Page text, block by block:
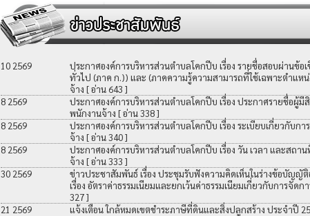
10 2569
ประกาศองค์การบริหารส่วนตำบลโคกปีบ เรื่อง รายชื่อสอบผ่านข้อ
ทั่วไป (ภาค ก.)) และ (ภาคความรู้ความสามารถที่ใช้เฉพาะตำแห
จ้าง [ อ่าน 643 ]
8 2569
ประกาศองค์การบริหารส่วนตำบลโคกปีบ เรื่อง ประกาศรายชื่อผู้มี
พนักงานจ้าง [ อ่าน 338 ]
8 2569
ประกาศองค์การบริหารส่วนตำบลโคกปีบ เรื่อง ระเบียบเกี่ยวกับก
จ้าง [ อ่าน 340 ]
8 2569
ประกาศองค์การบริหารส่วนตำบลโคกปีบ เรื่อง วัน เวลา และสถา
จ้าง [ อ่าน 333 ]
30 2569
ข่าวประชาสัมพันธ์ เรื่อง ประชุมรับฟังความคิดเห็นในร่างข้อบัญญั
เรื่อง อัตราค่าธรรมเนียมและยกเว้นค่าธรรมเนียมเกี่ยวกับการจัด
327 ]
21 2569
แจ้งเตือน ใกล้หมดเขตชำระภาษีที่ดินและสิ่งปลูกสร้าง ประจำปี